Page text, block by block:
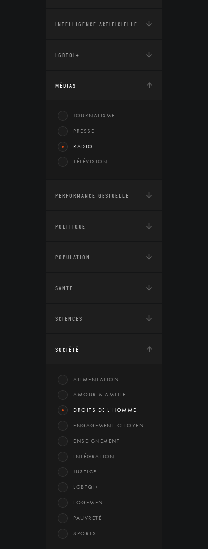
INTELLIGENCE ARTIFICIELLE
LGBTQI+
MÉDIAS
JOURNALISME
PRESSE
RADIO
TÉLÉVISION
PERFORMANCE GESTUELLE
POLITIQUE
POPULATION
SANTÉ
SCIENCES
SOCIÉTÉ
ALIMENTATION
AMOUR & AMITIÉ
DROITS DE L’HOMME
ENGAGEMENT CITOYEN
ENSEIGNEMENT
INTÉGRATION
JUSTICE
LGBTQI+
LOGEMENT
PAUVRETÉ
SPORTS